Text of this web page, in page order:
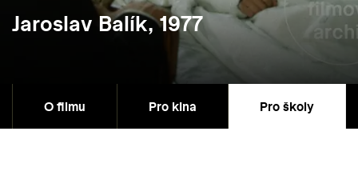
Jaroslav Balík, 1977
O filmu Pro kina Pro školy